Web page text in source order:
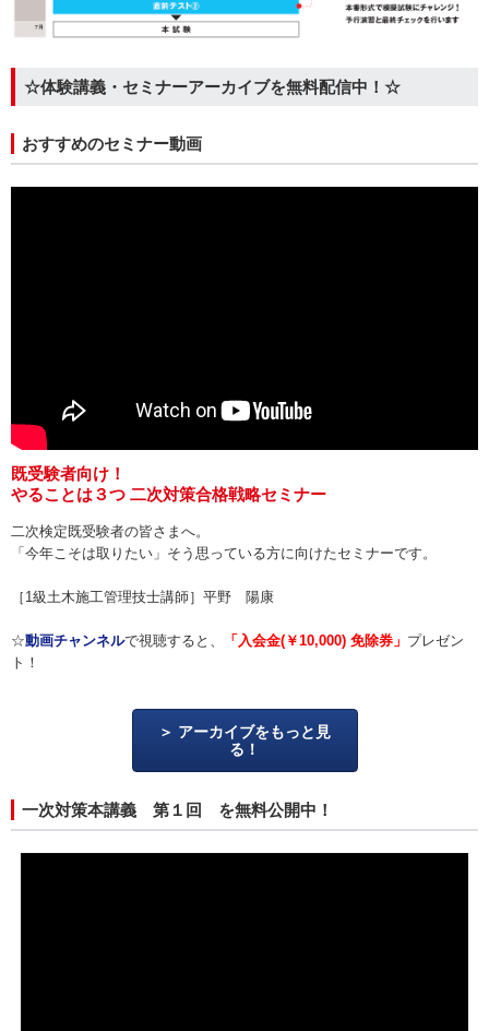
☆体験講義・セミナーアーカイブを無料配信中！☆
おすすめのセミナー動画
既受験者向け！
やることは３つ 二次対策合格戦略セミナー
二次検定既受験者の皆さまへ。
「今年こそは取りたい」そう思っている方に向けたセミナーです。
［1級土木施工管理技士講師］平野 陽康
☆動画チャンネルで視聴すると、 「入会金(￥10,000) 免除券」 プレゼン
ト！
アーカイブをもっと見
る！
一次対策本講義 第１回 を無料公開中！